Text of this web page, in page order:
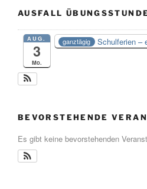
AUSFALL
AUG.
3
Mo.
ganztägig Schulferien –
BEVORSTEHENDE
Es gibt keine bevorstehenden